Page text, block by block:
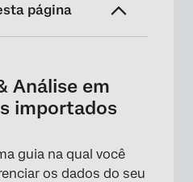
página
de importação
Análise em
importados
guia na qual você
os dados do seu